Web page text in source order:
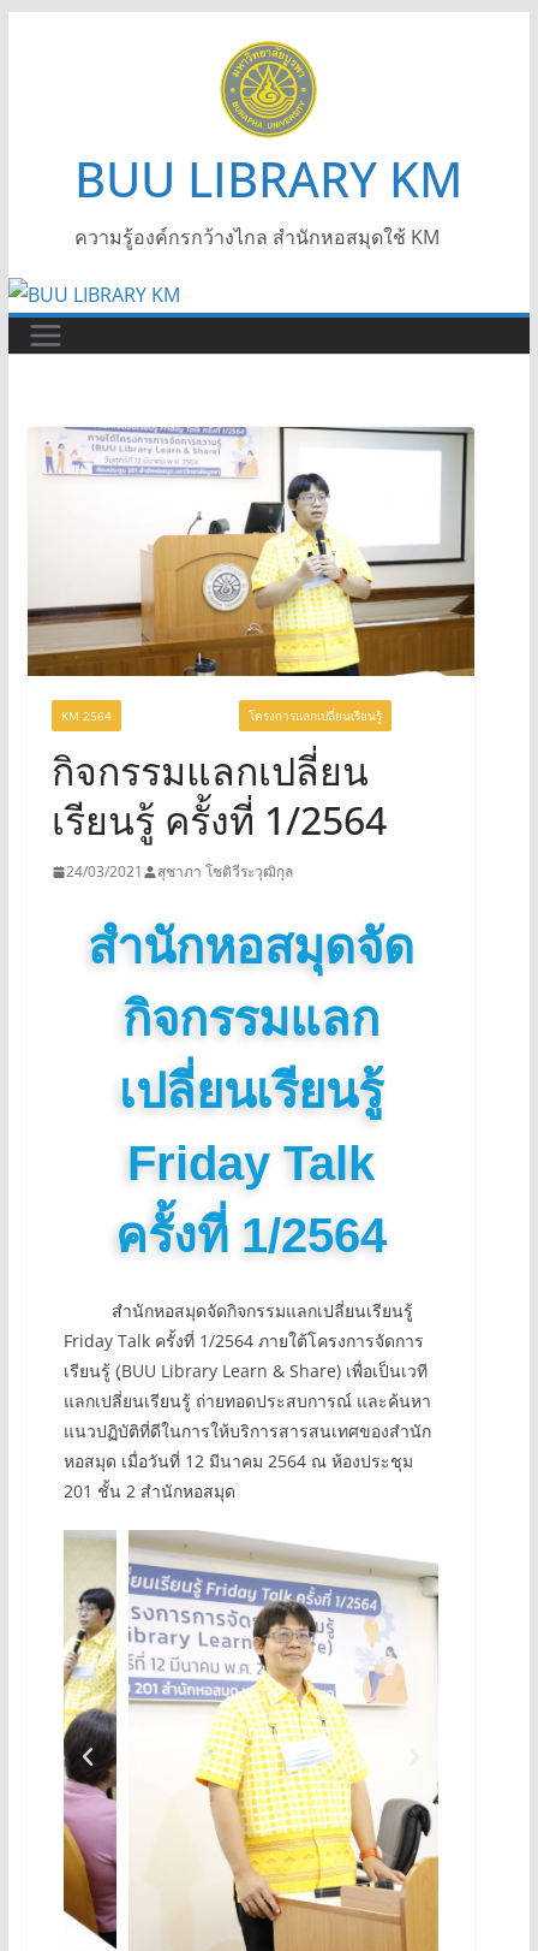
BUU LIBRARY KM
ความรู้องค์กรกว้างไกล สำนักหอสมุดใช้ KM
KM 2564 โครงการแลกเปลี่ยนเรียนรู้
กิจกรรมแลกเปลี่ยน
เรียนรู้ ครั้งที่ 1/2564
24/03/2021 สุชาภา โชติวีระวุฒิกุล
สำนักหอสมุดจัด
กิจกรรมแลก
เปลี่ยนเรียนรู้
Friday Talk
ครั้งที่ 1/2564
สำนักหอสมุดจัดกิจกรรมแลกเปลี่ยนเรียนรู้
Friday Talk ครั้งที่ 1/2564 ภายใต้โครงการจัดการ
เรียนรู้ (ฺBUU Library Learn & Share) เพื่อเป็นเวที
แลกเปลี่ยนเรียนรู้ ถ่ายทอดประสบการณ์ และค้นหา
แนวปฏิบัติที่ดีในการให้บริการสารสนเทศของสำนัก
หอสมุด เมื่อวันที่ 12 มีนาคม 2564 ณ ห้องประชุม
201 ชั้น 2 สำนักหอสมุด